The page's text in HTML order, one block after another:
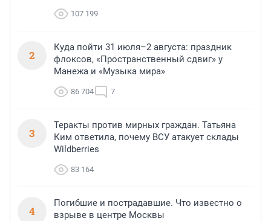
107 199
2
Куда пойти 31 июля–2 августа: праздник
флоксов, «Пространственный сдвиг» у
Манежа и «Музыка мира»
86 704 7
3
Теракты против мирных граждан. Татьяна
Ким ответила, почему ВСУ атакует склады
Wildberries
83 164
4
Погибшие и пострадавшие. Что известно о
взрыве в центре Москвы